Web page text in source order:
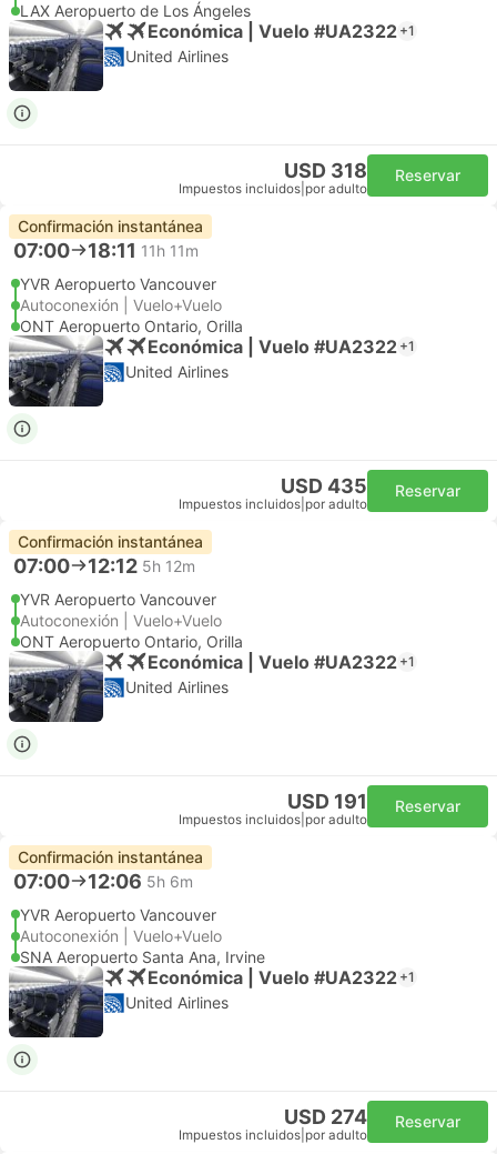
LAX Aeropuerto de Los Ángeles
Económica | Vuelo #UA2322 +1
United Airlines
USD 318
Impuestos incluidos por adulto
Reservar
Confirmación instantánea
07:00 18:11 11h 11m
YVR Aeropuerto Vancouver
Autoconexión | Vuelo+Vuelo
ONT Aeropuerto Ontario, Orilla
Económica | Vuelo #UA2322 +1
United Airlines
USD 435
Impuestos incluidos por adulto
Reservar
Confirmación instantánea
07:00 12:12 5h 12m
YVR Aeropuerto Vancouver
Autoconexión | Vuelo+Vuelo
ONT Aeropuerto Ontario, Orilla
Económica | Vuelo #UA2322 +1
United Airlines
USD 191
Impuestos incluidos por adulto
Reservar
Confirmación instantánea
07:00 12:06 5h 6m
YVR Aeropuerto Vancouver
Autoconexión | Vuelo+Vuelo
SNA Aeropuerto Santa Ana, Irvine
Económica | Vuelo #UA2322 +1
United Airlines
USD 274
Impuestos incluidos por adulto
Reservar